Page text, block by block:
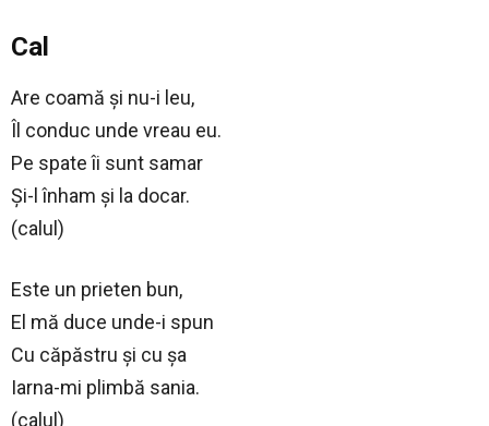
Cal
Are coamă şi nu-i leu,
Îl conduc unde vreau eu.
Pe spate îi sunt samar
Şi-l înham şi la docar.
(calul)
Este un prieten bun,
El mă duce unde-i spun
Cu căpăstru şi cu şa
Iarna-mi plimbă sania.
(calul)